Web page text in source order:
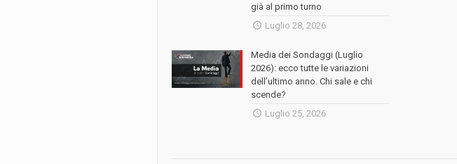
già al primo turno
Luglio 28, 2026
Media dei Sondaggi (Luglio
2026): ecco tutte le variazioni
dell’ultimo anno. Chi sale e chi
scende?
Luglio 25, 2026